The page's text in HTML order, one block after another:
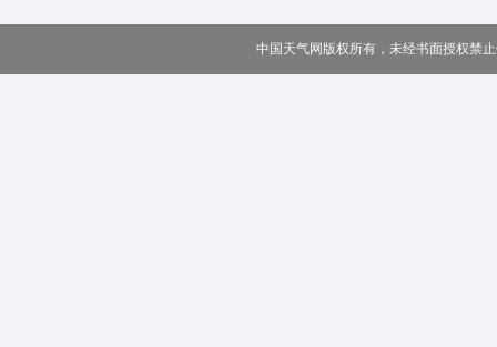
中国天气网版权所有，未经书面授权